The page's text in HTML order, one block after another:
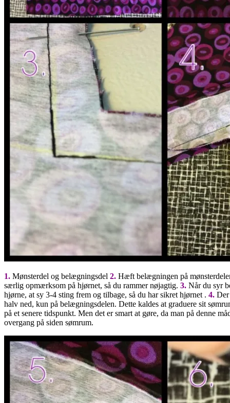
1. Mønsterdel og belægningsdel 2. Hæft belægningen på
særlig opmærksom på hjørnet, så du rammer nøjagtig. 3. Når du syr
hjørne, at sy 3-4 sting frem og tilbage, så du har sikret hjørnet . 4.
halv ned, kun på belægningsdelen. Dette kaldes at graduere sit
på et senere tidspunkt. Men det er smart at gøre, da man på denne
overgang på siden sømrum.